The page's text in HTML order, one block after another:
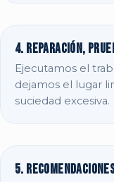
4. Reparación,
Ejecutamos el
dejamos el lugar
suciedad excesiva.
5.